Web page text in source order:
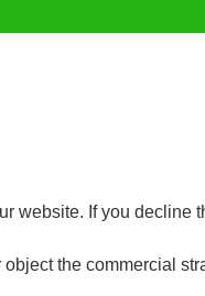
website. If you
the commercial